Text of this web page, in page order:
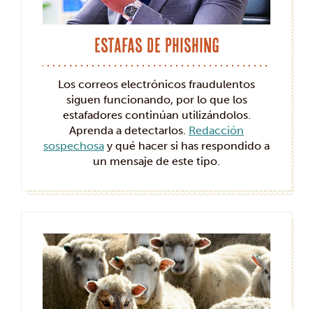
Estafas de phishing
Los correos electrónicos fraudulentos
siguen funcionando, por lo que los
estafadores continúan utilizándolos.
Aprenda a detectarlos. Redacción
sospechosa y qué hacer si has respondido a
un mensaje de este tipo.